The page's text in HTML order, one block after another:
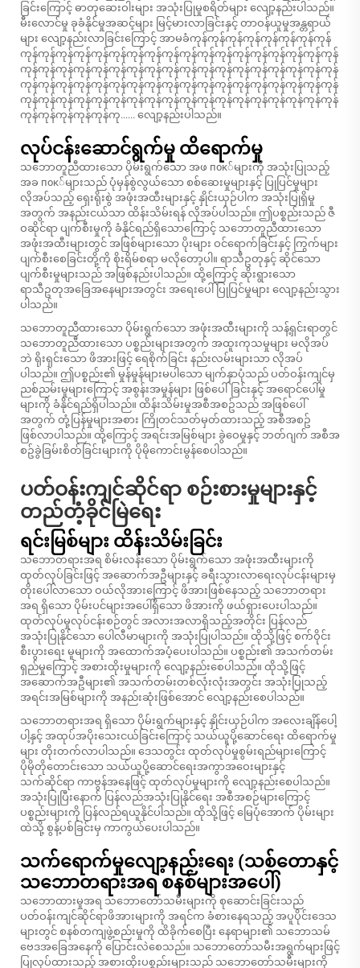
ခြင်းကြောင့် ဓာတုဆေးဝါးများ အသုံးပြုမှုစရိတ်များ လျော့နည်းပါသည်။
မီးလောင်မှု ခုခံနိုင်မှုအဆင့်များ မြင့်မားလာခြင်းနှင့် တာဝန်ယူမှုအန္တရာယ်
များ လျော့နည်းလာခြင်းကြောင့် အာမခံကုန်ကုန်ကုန်ကုန်ကုန်ကုန်ကုန်ကုန်
ကုန်ကုန်ကုန်ကုန်ကုန်ကုန်ကုန်ကုန်ကုန်ကုန်ကုန်ကုန်ကုန်ကုန်ကုန်ကုန်ကုန်ကုန်
ကုန်ကုန်ကုန်ကုန်ကုန်ကုန်ကုန်ကုန်ကုန်ကုန်ကုန်ကုန်ကုန်ကုန်ကုန်ကုန်ကုန်ကုန်
ကုန်ကုန်ကုန်ကုန်ကုန်ကုန်ကုန်ကုန်ကုန်ကုန်ကုန်ကုန်ကုန်ကုန်ကုန်ကုန်ကုန်ကုန်
ကုန်ကုန်ကုန်ကုန်ကုန်ကုန်ကုန်ကုန်ကုန်ကုန်ကုန်ကုန်ကုန်ကုန်ကုန်ကုန်ကုန်ကုန်
ကုန်ကုန်ကုန်ကုန်ကုန်ကု...... လျော့နည်းပါသည်။
လုပ်ငန်းဆောင်ရွက်မှု ထိရောက်မှု
သဘောတူညီထားသော ပိုမ်းရွက်သော အဖ пок်များကို အသုံးပြုသည့်
အခ пок်များသည် ပုံမှန်စွဲလွယ်သော စစ်ဆေးမှုများနှင့် ပြုပြင်မှုများ
လိုအပ်သည့် ရှေးရိုးစွဲ အဖုံးအထီးများနှင့် နှိုင်းယှဉ်ပါက အသုံးပြုရှိမှု
အတွက် အနည်းငယ်သာ ထိန်းသိမ်းရန် လိုအပ်ပါသည်။ ဤပစ္စည်းသည် ဇီ
ဝဆိုင်ရာ ပျက်စီးမှုကို ခံနိုင်ရည်ရှိသောကြောင့် သဘောတူညီထားသော
အဖုံးအထီးများတွင် အဖြစ်များသော ပိုးများ ဝင်ရောက်ခြင်းနှင့် ကြွက်များ
ပျက်စီးစေခြင်းတို့ကို စိုးရိမ်စရာ မလိုတော့ပါ။ ရာသီဥတုနှင့် ဆိုင်သော
ပျက်စီးမှုများသည် အဖြစ်နည်းပါသည်။ ထို့ကြောင့် ဆိုးရွားသော
ရာသီဥတုအခြေအနေများအတွင်း အရေးပေါ် ပြုပြင်မှုများ လျော့နည်းသွား
ပါသည်။
သဘောတူညီထားသော ပိုမ်းရွက်သော အဖုံးအထီးများကို သန့်ရှင်းရာတွင်
သဘောတူညီထားသော ပစ္စည်းများအတွက် အထူးကုသမှုများ မလိုအပ်
ဘဲ ရိုးရှင်းသော ဖိအားဖြင့် ရေစိုက်ခြင်း နည်းလမ်းများသာ လိုအပ်
ပါသည်။ ဤပစ္စည်း၏ မှုန်မှုန်များမပါသော မျက်နှာပုံသည် ပတ်ဝန်းကျင်မှ
ညစ်ညမ်းမှုများကြောင့် အစွန်းအမှုန်များ ဖြစ်ပေါ်ခြင်းနှင့် အရောင်ပေါ်မှု
များကို ခံနိုင်ရည်ရှိပါသည်။ ထိန်းသိမ်းမှုအစီအစဥ်သည် အဖြစ်ပေါ်
အတွက် တုံ့ပြန်မှုများအစား ကြိုတင်သတ်မှတ်ထားသည့် အစီအစဥ်
ဖြစ်လာပါသည်။ ထို့ကြောင့် အရင်းအမြစ်များ ခွဲဝေမှုနှင့် ဘတ်ဂျက် အစီအ
စဥ်ခွဲခြမ်းစိတ်ခြင်းများကို ပိုမိုကောင်းမွန်စေပါသည်။
ပတ်ဝန်းကျင်ဆိုင်ရာ စဉ်းစားမှုများနှင့်
တည်တံ့ခိုင်မြဲရေး
ရင်းမြစ်များ ထိန်းသိမ်းခြင်း
သဘောတရားအရ စိမ်းလန်းသော ပိုမ်းရွက်သော အဖုံးအထီးများကို
ထုတ်လုပ်ခြင်းဖြင့် အဆောက်အဦများနှင့် ခရီးသွားလာရေးလုပ်ငန်းများမှ
တိုးပေါ်လာသော ဝယ်လိုအားကြောင့် ဖိအားဖြစ်နေသည့် သဘောတရား
အရ ရှိသော ပိုမ်းပင်များအပေါ်ရှိသော ဖိအားကို ဖယ်ရှားပေးပါသည်။
ထုတ်လုပ်မှုလုပ်ငန်းစဉ်တွင် အလားအလာရှိသည့်အတိုင်း ပြန်လည်
အသုံးပြုနိုင်သော ပေါလီမာများကို အသုံးပြုပါသည်။ ထိုသို့ဖြင့် စက်ဝိုင်း
စီးပွားရေး မူများကို အထောက်အပံ့ပေးပါသည်။ ပစ္စည်း၏ အသက်တမ်း
ရှည်မှုကြောင့် အစားထိုးမှုများကို လျော့နည်းစေပါသည်။ ထိုသို့ဖြင့်
အဆောက်အဦများ၏ အသက်တမ်းတစ်လုံးလုံးအတွင်း အသုံးပြုသည့်
အရင်းအမြစ်များကို အနည်းဆုံးဖြစ်အောင် လျော့နည်းစေပါသည်။
သဘောတရားအရ ရှိသော ပိုမ်းရွက်များနှင့် နှိုင်းယှဉ်ပါက အလေးချိန်ပေါ့
ပါ့နှင့် အထုပ်အပိုးသေးငယ်ခြင်းကြောင့် သယ်ယူပို့ဆောင်ရေး ထိရောက်မှု
များ တိုးတက်လာပါသည်။ ဒေသတွင်း ထုတ်လုပ်မှုစွမ်းရည်များကြောင့်
ပိုမိုတိုတောင်းသော သယ်ယူပို့ဆောင်ရေးအကွာအဝေးများနှင့်
သက်ဆိုင်ရာ ကာဗွန်အနေဖြင့် ထုတ်လုပ်မှုများကို လျော့နည်းစေပါသည်။
အသုံးပြုပြီးနောက် ပြန်လည်အသုံးပြုနိုင်ရေး အစီအစဉ်များကြောင့်
ပစ္စည်းများကို ပြန်လည်ရယူနိုင်ပါသည်။ ထိုသို့ဖြင့် မြေပုံအောက် ပိုမ်းများ
ထဲသို့ စွန့်ပစ်ခြင်းမှ ကာကွယ်ပေးပါသည်။
သက်ရောက်မှုလျော့နည်းရေး (သစ်တောနှင့်
သဘောတရားအရ စနစ်များအပေါ်)
သဘောထားမှုအရ သဘောတော်သမီးများကို စုဆောင်းခြင်းသည်
ပတ်ဝန်းကျင်ဆိုင်ရာဖိအားများကို အရင်က ခံစားနေရသည့် အပူပိုင်းဒေသ
များတွင် စနစ်တကျဖွဲ့စည်းမှုကို ထိခိုက်စေပြီး နေရာများ၏ သဘောသမ်
ဗေဒအခြေအနေကို ပြောင်းလဲစေသည်။ သဘောတော်သမီးအရွက်များဖြင့်
ပြုလုပ်ထားသည့် အစားထိုးပစ္စည်းများသည် သဘောတော်သမီးများကို